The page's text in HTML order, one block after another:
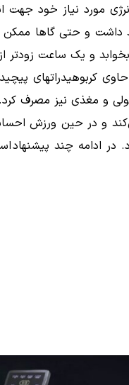
مورد نیاز خود جهت
و حتی گاها
کربوهیدراتهای
می‌کند و در حین ورزش
در ادامه چند